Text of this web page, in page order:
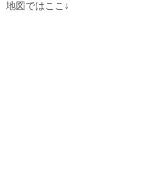
地図ではここ↓